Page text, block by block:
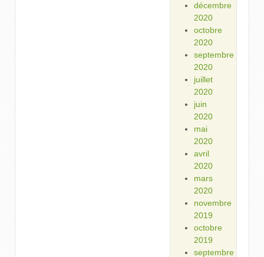
décembre
2020
octobre
2020
septembre
2020
juillet
2020
juin
2020
mai
2020
avril
2020
mars
2020
novembre
2019
octobre
2019
septembre